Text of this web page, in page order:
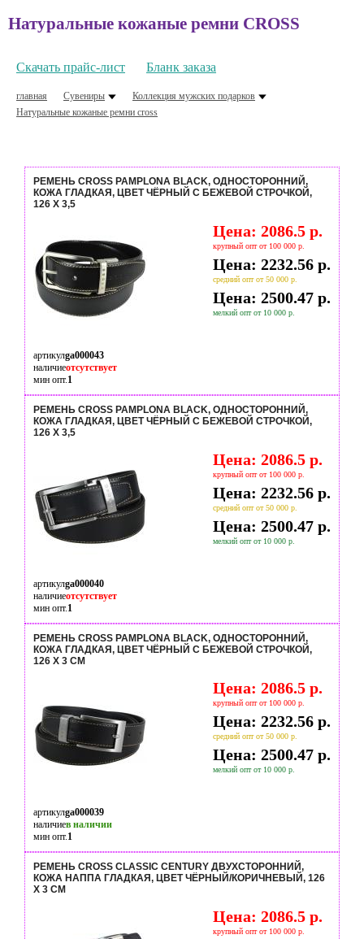
Натуральные кожаные ремни CROSS
Скачать прайс-лист Бланк заказа
главная Сувениры
Коллекция мужских подарков
Натуральные кожаные ремни cross
РЕМЕНЬ CROSS PAMPLONA BLACK, ОДНОСТОРОННИЙ,
КОЖА ГЛАДКАЯ, ЦВЕТ ЧЁРНЫЙ С БЕЖЕВОЙ СТРОЧКОЙ,
126 Х 3,5
Цена: 2086.5 р.
крупный опт от 100 000 р.
Цена: 2232.56 р.
средний опт от 50 000 р.
Цена: 2500.47 р.
мелкий опт от 10 000 р.
артикулga000043
наличиеотсутствует
мин опт.1
РЕМЕНЬ CROSS PAMPLONA BLACK, ОДНОСТОРОННИЙ,
КОЖА ГЛАДКАЯ, ЦВЕТ ЧЁРНЫЙ С БЕЖЕВОЙ СТРОЧКОЙ,
126 Х 3,5
Цена: 2086.5 р.
крупный опт от 100 000 р.
Цена: 2232.56 р.
средний опт от 50 000 р.
Цена: 2500.47 р.
мелкий опт от 10 000 р.
артикулga000040
наличиеотсутствует
мин опт.1
РЕМЕНЬ CROSS PAMPLONA BLACK, ОДНОСТОРОННИЙ,
КОЖА ГЛАДКАЯ, ЦВЕТ ЧЁРНЫЙ С БЕЖЕВОЙ СТРОЧКОЙ,
126 Х 3 СМ
Цена: 2086.5 р.
крупный опт от 100 000 р.
Цена: 2232.56 р.
средний опт от 50 000 р.
Цена: 2500.47 р.
мелкий опт от 10 000 р.
артикулga000039
наличиев наличии
мин опт.1
РЕМЕНЬ CROSS CLASSIC CENTURY ДВУХСТОРОННИЙ,
КОЖА НАППА ГЛАДКАЯ, ЦВЕТ ЧЁРНЫЙ/КОРИЧНЕВЫЙ, 126
Х 3 СМ
Цена: 2086.5 р.
крупный опт от 100 000 р.